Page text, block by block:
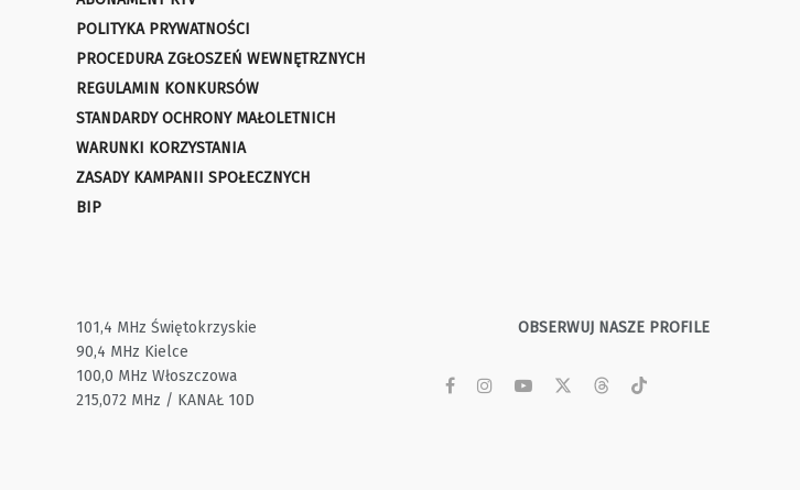
POLITYKA PRYWATNOŚCI
PROCEDURA ZGŁOSZEŃ WEWNĘTRZNYCH
REGULAMIN KONKURSÓW
STANDARDY OCHRONY MAŁOLETNICH
WARUNKI KORZYSTANIA
ZASADY KAMPANII SPOŁECZNYCH
BIP
101,4 MHz Świętokrzyskie
90,4 MHz Kielce
100,0 MHz Włoszczowa
215,072 MHz / KANAŁ 10D
OBSERWUJ NASZE PROFILE